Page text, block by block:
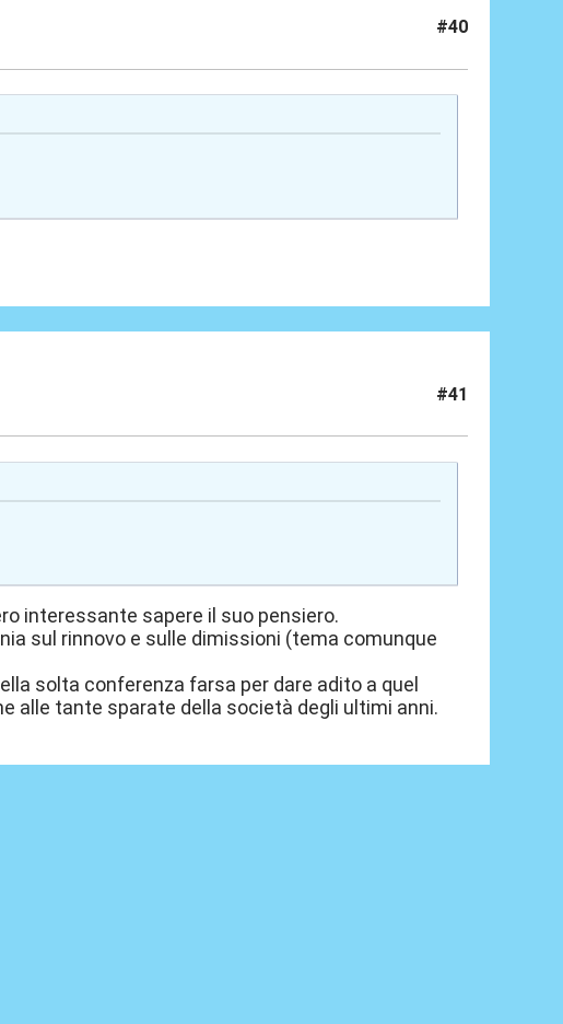
#40
#41
interessante sapere il suo pensiero.
sul rinnovo e sulle dimissioni (tema comunque
solta conferenza farsa per dare adito a quel
alle tante sparate della società degli ultimi anni.